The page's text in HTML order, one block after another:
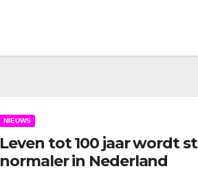
NIEUWS
Leven tot 100 jaar wordt
normaler in Nederland